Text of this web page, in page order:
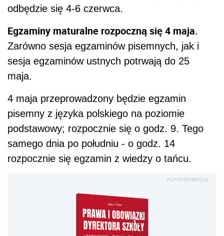
odbędzie się 4-6 czerwca.
Egzaminy maturalne rozpoczną się 4 maja.
Zarówno sesja egzaminów pisemnych, jak i
sesja egzaminów ustnych potrwają do 25
maja.
4 maja przeprowadzony będzie egzamin
pisemny z języka polskiego na poziomie
podstawowy; rozpocznie się o godz. 9. Tego
samego dnia po południu - o godz. 14
rozpocznie się egzamin z wiedzy o tańcu.
AUTOPROMOCJA